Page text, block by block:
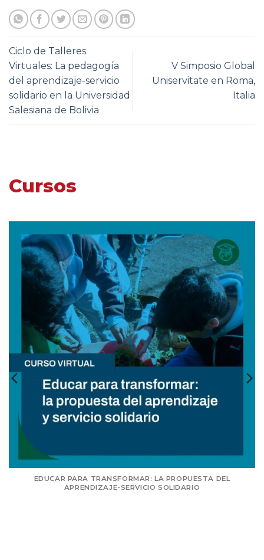
Ciclo de Talleres
Virtuales: La pedagogía
del aprendizaje-servicio
solidario en la Universidad
Salesiana de Bolivia
V Simposio Global
Uniservitate en Roma,
Italia
Cursos
LA PROPUESTA DEL
SERVICIO SOLIDARIO
ITINERARIOS PARA
DISEÑO DE